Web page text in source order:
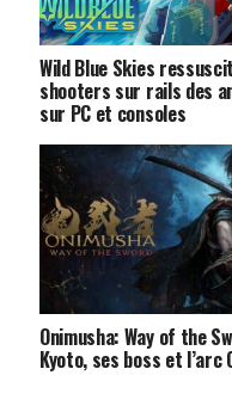
Wild Blue Skies
shooters sur rails des
sur PC et consoles
Onimusha: Way of the
Kyoto, ses boss et l’arc